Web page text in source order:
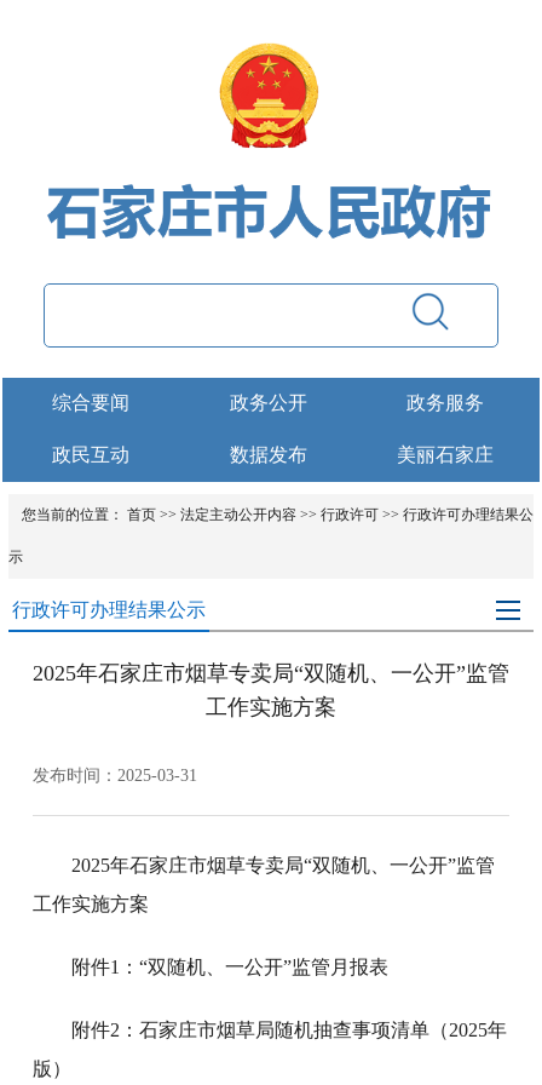
综合要闻 政务公开 政务服务
政民互动 数据发布 美丽石家庄
您当前的位置： 首页 >> 法定主动公开内容>> 行政许可>> 行政许可办理结果公
示
行政许可办理结果公示
2025年石家庄市烟草专卖局“双随机、一公开”监管
工作实施方案
发布时间：2025-03-31
2025年石家庄市烟草专卖局“双随机、一公开”监管
工作实施方案
附件1：“双随机、一公开”监管月报表
附件2：石家庄市烟草局随机抽查事项清单（2025年
版）